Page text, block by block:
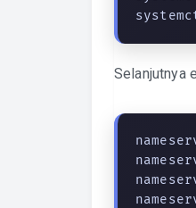
Selanjutnya